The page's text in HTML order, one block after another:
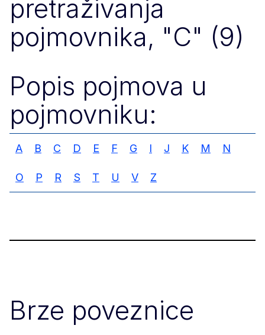
pretraživanja
pojmovnika, "C" (9)
Popis pojmova u
pojmovniku:
A B C D E F G I J K M N
O P R S T U V Z
Brze poveznice